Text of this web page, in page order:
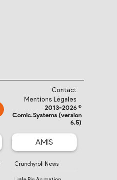
Contact
Mentions Légales
2013-2026 ©
Comic.Systems (version
6.5)
AMIS
Crunchyroll News